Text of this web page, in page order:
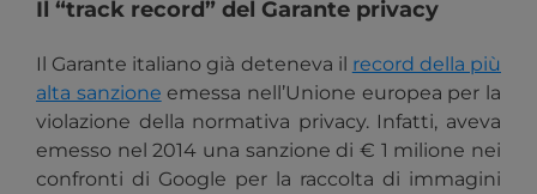
Il “track record” del Garante privacy
Il Garante italiano già deteneva il record della più
alta sanzione emessa nell’Unione europea per la
violazione della normativa privacy. Infatti, aveva
emesso nel 2014 una sanzione di € 1 milione nei
confronti di Google per la raccolta di immagini